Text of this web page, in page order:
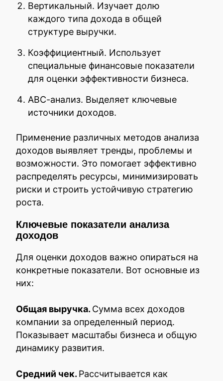
Вертикальный. Изучает долю
каждого типа дохода в общей
структуре выручки.
Коэффициентный. Использует
специальные финансовые показатели
для оценки эффективности бизнеса.
АВС-анализ. Выделяет ключевые
источники доходов.
Применение различных методов анализа
доходов выявляет тренды, проблемы и
возможности. Это помогает эффективно
распределять ресурсы, минимизировать
риски и строить устойчивую стратегию
роста.
Ключевые показатели анализа
доходов
Для оценки доходов важно опираться на
конкретные показатели. Вот основные из
них:
Общая выручка. Сумма всех доходов
компании за определенный период.
Показывает масштабы бизнеса и общую
динамику развития.
Средний чек. Рассчитывается как